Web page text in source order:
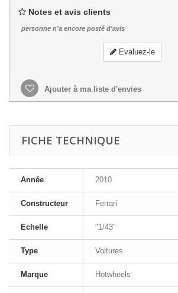
Notes et avis clients
personne n'a encore posté d'avis
Evaluez-le
Ajouter à ma liste d'envies
FICHE TECHNIQUE
Année 2010
Constructeur Ferrari
Echelle "1/43"
Type Voitures
Marque Hotwheels